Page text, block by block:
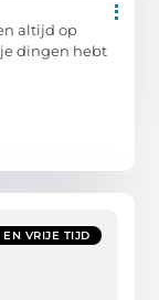
altijd op
dingen hebt
EN VRIJE TIJD